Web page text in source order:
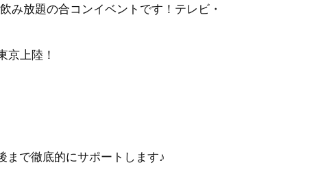
放題の合コンイベントです！テレビ・
上陸！
まで徹底的にサポートします♪